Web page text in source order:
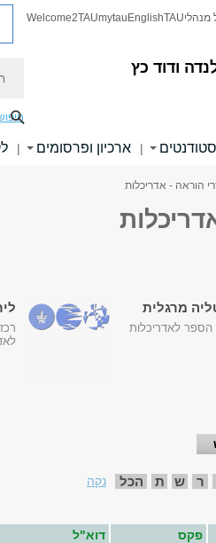
ודוד כץ
מנהליTAU
English
mytau
Welcome2TAU
סטודנטים | ארכיון ופרסומים |
הוראה - אדריכלות
מרגלית
לאדריכלות
ר ש ת הכל
נקה
פקס
דוא"ל